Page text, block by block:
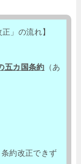
」の流れ】
五カ国条約 （あ
条約改正できず